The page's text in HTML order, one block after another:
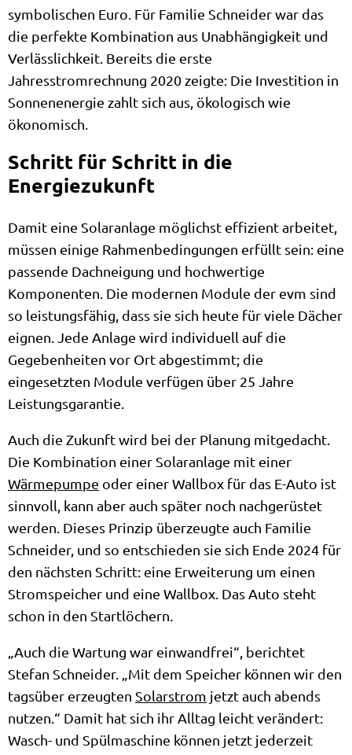
symbolischen Euro. Für Familie Schneider war das
die perfekte Kombination aus Unabhängigkeit und
Verlässlichkeit. Bereits die erste
Jahresstromrechnung 2020 zeigte: Die Investition in
Sonnenenergie zahlt sich aus, ökologisch wie
ökonomisch.
Schritt für Schritt in die
Energiezukunft
Damit eine Solaranlage möglichst effizient arbeitet,
müssen einige Rahmenbedingungen erfüllt sein: eine
passende Dachneigung und hochwertige
Komponenten. Die modernen Module der evm sind
so leistungsfähig, dass sie sich heute für viele Dächer
eignen. Jede Anlage wird individuell auf die
Gegebenheiten vor Ort abgestimmt; die
eingesetzten Module verfügen über 25 Jahre
Leistungsgarantie.
Auch die Zukunft wird bei der Planung mitgedacht.
Die Kombination einer Solaranlage mit einer
Wärmepumpe oder einer Wallbox für das E-Auto ist
sinnvoll, kann aber auch später noch nachgerüstet
werden. Dieses Prinzip überzeugte auch Familie
Schneider, und so entschieden sie sich Ende 2024 für
den nächsten Schritt: eine Erweiterung um einen
Stromspeicher und eine Wallbox. Das Auto steht
schon in den Startlöchern.
„Auch die Wartung war einwandfrei“, berichtet
Stefan Schneider. „Mit dem Speicher können wir den
tagsüber erzeugten Solarstrom jetzt auch abends
nutzen.“ Damit hat sich ihr Alltag leicht verändert:
Wasch- und Spülmaschine können jetzt jederzeit